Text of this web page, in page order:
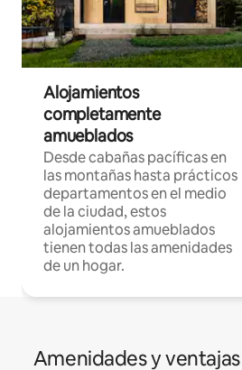
Alojamientos
completamente
amueblados
Desde cabañas pacíficas en
las montañas hasta prácticos
departamentos en el medio
de la ciudad, estos
alojamientos amueblados
tienen todas las amenidades
de un hogar.
Amenidades y